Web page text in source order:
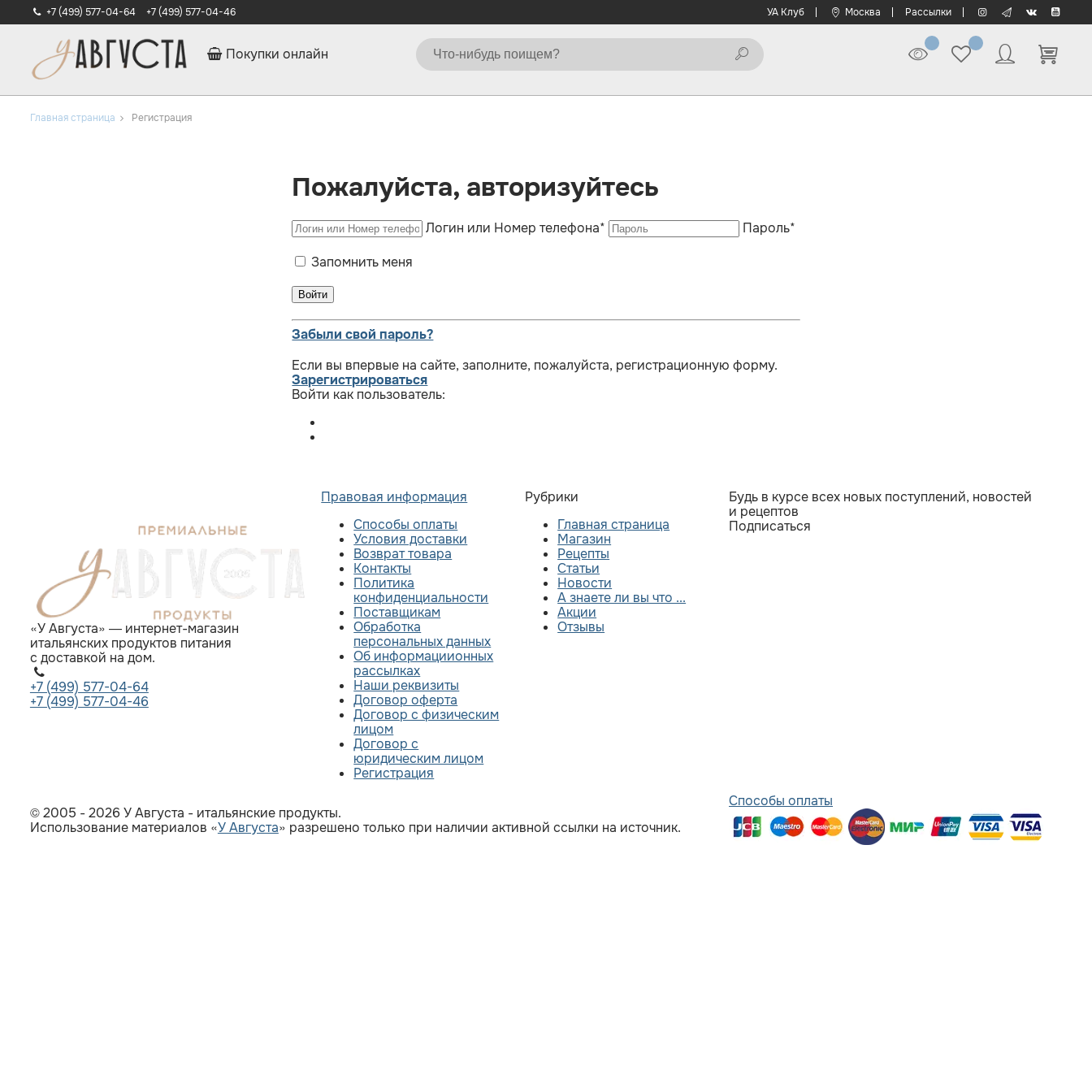
+7 (499) 577-04-64 +7 (499) 577-04-46 УА Клуб Москва Рассылки
Покупки онлайн
Главная страница Регистрация
Пожалуйста, авторизуйтесь
Логин или Номер телефона* Пароль*
Запомнить меня
Забыли свой пароль?
Если вы впервые на сайте, заполните, пожалуйста, регистрационную форму.
Зарегистрироваться
Войти как пользователь:
«У Августа» — интернет-магазин
итальянских продуктов питания
с доставкой на дом.
+7 (499) 577-04-64
+7 (499) 577-04-46
Правовая информация
Способы оплаты
Условия доставки
Возврат товара
Контакты
Политика
конфиденциальности
Поставщикам
Обработка
персональных данных
Об информациионных
рассылках
Наши реквизиты
Договор оферта
Договор с физическим
лицом
Договор с
юридическим лицом
Регистрация
Рубрики
Главная страница
Магазин
Рецепты
Статьи
Новости
А знаете ли вы что ...
Акции
Отзывы
Будь в курсе всех новых поступлений, новостей
и рецептов
Подписаться
© 2005 - 2026 У Августа - итальянские продукты.
Использование материалов «У Августа» разрешено только при наличии активной ссылки на источник.
Способы оплаты